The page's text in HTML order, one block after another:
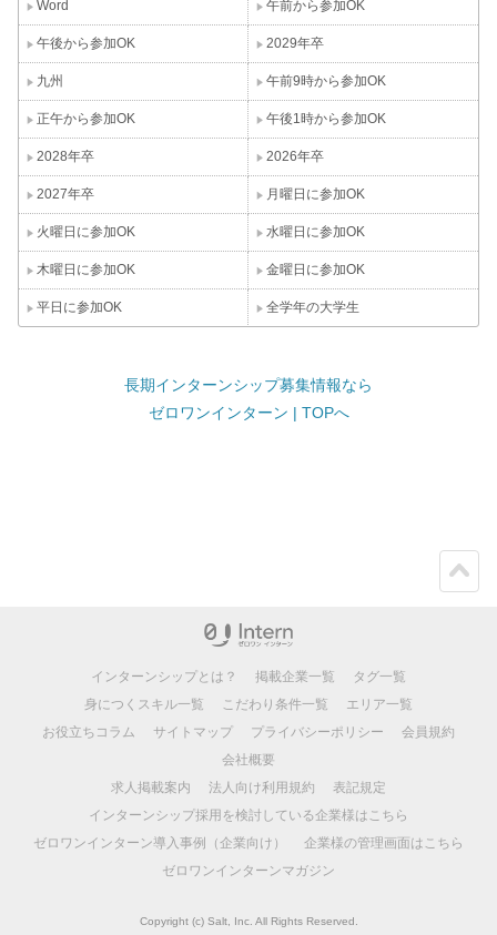
Word 午前から参加OK
午後から参加OK 2029年卒
九州 午前9時から参加OK
正午から参加OK 午後1時から参加OK
2028年卒 2026年卒
2027年卒 月曜日に参加OK
火曜日に参加OK 水曜日に参加OK
木曜日に参加OK 金曜日に参加OK
平日に参加OK 全学年の大学生
長期インターンシップ募集情報なら
ゼロワンインターン | TOPへ
インターンシップとは？ 掲載企業一覧
タグ一覧
身につくスキル一覧
こだわり条件一覧
エリア一覧
お役立ちコラム
サイトマップ プライバシーポリシー
会員規約
会社概要
求人掲載案内
法人向け利用規約
表記規定
インターンシップ採用を検討している企業様はこちら
ゼロワンインターン導入事例（企業向け）
企業様の管理画面はこちら
ゼロワンインターンマガジン
Copyright (c) Salt, Inc. All Rights Reserved.